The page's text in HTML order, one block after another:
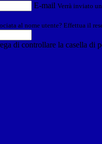
E-mail Verrà inviato
al nome utente? Effettua il
di controllare la casella di